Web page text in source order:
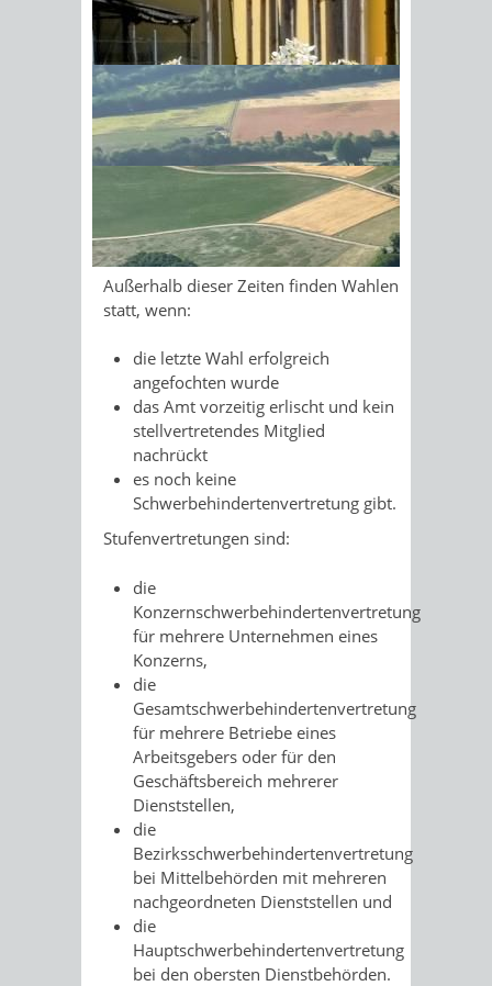
Sonnenschein am Morgen im
Ahornwald
denen wenigstens fünf
schwerbehinderte Menschen nicht nur
vorübergehend beschäftigt werden, ist
neben der
Vertrauenspersonwenigstens ein
stellvertretendes Mitglied zu wählen.
Die Wahlen finden alle vier Jahre in der
Zeit vom 1. Oktober bis zum 30.
November statt. Nächstes Wahljahr ist
2022.
Außerhalb dieser Zeiten finden Wahlen
statt, wenn:
die letzte Wahl erfolgreich
angefochten wurde
das Amt vorzeitig erlischt und kein
stellvertretendes Mitglied
nachrückt
es noch keine
Schwerbehindertenvertretung gibt.
Stufenvertretungen sind:
die
Konzernschwerbehindertenvertretung
für mehrere Unternehmen eines
Konzerns,
die
Gesamtschwerbehindertenvertretung
für mehrere Betriebe eines
Arbeitsgebers oder für den
Geschäftsbereich mehrerer
Dienststellen,
die
Bezirksschwerbehindertenvertretung
bei Mittelbehörden mit mehreren
nachgeordneten Dienststellen und
die
Hauptschwerbehindertenvertretung
bei den obersten Dienstbehörden.